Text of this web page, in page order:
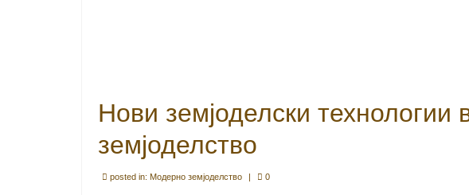
Нови земјоделски технологии
земјоделство
posted in: Модерно земјоделство | 0